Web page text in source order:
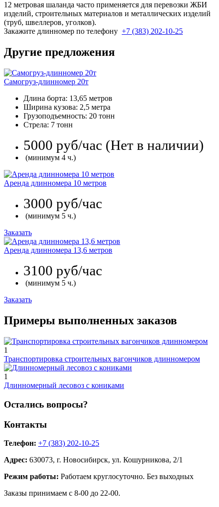
12 метровая шаланда часто применяется для перевозки ЖБИ
изделий, строительных материалов и металлических изделий
(труб, швеллеров, уголков).
Закажите длинномер по телефону +7 (383) 202-10-25
Другие предложения
Самогруз-длинномер 20т
Длина борта: 13,65 метров
Ширина кузова: 2,5 метра
Грузоподъемность: 20 тонн
Стрела: 7 тонн
5000 руб/час (Нет в наличии)
(минимум 4 ч.)
Аренда длинномера 10 метров
3000 руб/час
(минимум 5 ч.)
Заказать
Аренда длинномера 13,6 метров
3100 руб/час
(минимум 5 ч.)
Заказать
Примеры выполненных заказов
1
Транспортировка строительных вагончиков длинномером
1
Длинномерный лесовоз с кониками
Остались вопросы?
Контакты
Телефон: +7 (383) 202-10-25
Адрес: 630073, г. Новосибирск, ул. Кошурникова, 2/1
Режим работы: Работаем круглосуточно. Без выходных
Заказы принимаем с 8-00 до 22-00.